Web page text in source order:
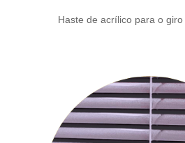
Haste de acrílico para o